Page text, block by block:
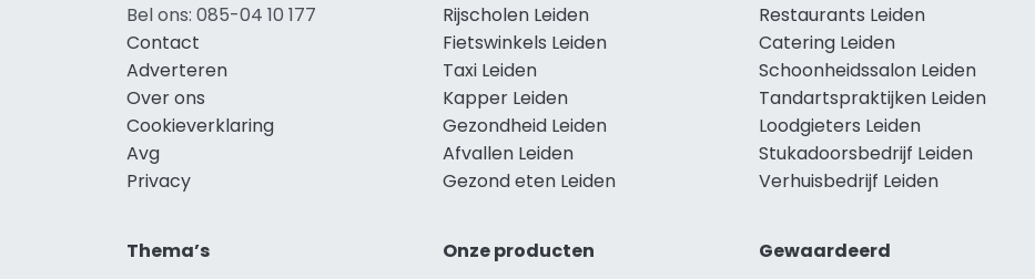
Bel ons: 085-04 10 177
Contact
Adverteren
Over ons
Cookieverklaring
Avg
Privacy
Rijscholen Leiden
Fietswinkels Leiden
Taxi Leiden
Kapper Leiden
Gezondheid Leiden
Afvallen Leiden
Gezond eten Leiden
Restaurants Leiden
Catering Leiden
Schoonheidssalon Leiden
Tandartspraktijken Leiden
Loodgieters Leiden
Stukadoorsbedrijf Leiden
Verhuisbedrijf Leiden
Thema’s
Onze producten
Gewaardeerd